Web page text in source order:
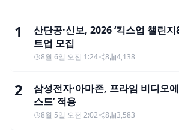
1
산단공·신보, 2026 ‘킥스업 챌린
트업 모집
8월 6일 오전 1:24 8 4,138
2
삼성전자·아마존, 프라임 비디오
스드’ 적용
8월 5일 오전 2:02 8 3,583